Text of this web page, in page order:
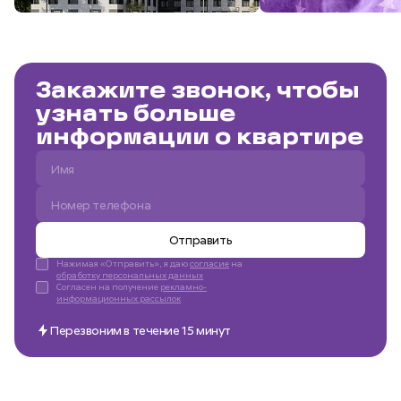
Закажите звонок, чтобы
узнать больше
информации о квартире
Отправить
Нажимая «Отправить», я даюсогласие на
обработку персональных данных
Согласен на получение рекламно-
информационных рассылок
Перезвоним в течение 15 минут